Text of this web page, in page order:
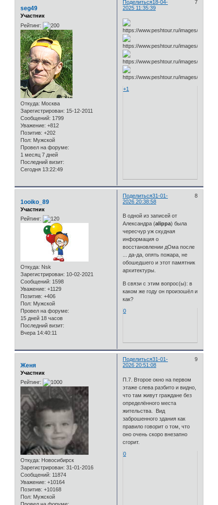
Поделиться 7
18-04-
2025 11:35:39
seg49
Участник
Рейтинг:
Откуда: Москва
Зарегистрирован: 15-12-2011
Сообщений: 1799
Уважение: +812
Позитив: +202
Пол: Мужской
Провел на форуме:
1 месяц 7 дней
Последний визит:
Сегодня 13:22:49
+1
Поделиться 8
31-01-
2026 20:38:58
1ooiko_89
Участник
Рейтинг:
Откуда: Nsk
Зарегистрирован: 10-02-2021
Сообщений: 1598
Уважение: +1129
Позитив: +406
Пол: Мужской
Провел на форуме:
15 дней 18 часов
Последний визит:
Вчера 14:40:11
В одной из записей от
Александра (alippa) была
чересчур уж скудная
информация о
восстановлении дОма после
... да-да, опять пожара, не
обошедшего и этот памятник
архитектуры.
В связи с этим вопрос(ы): в
каком же году он произошёл и
как?
0
Поделиться 9
31-01-
2026 20:51:08
Женя
Участник
Рейтинг:
Откуда: Новосибирск
Зарегистрирован: 31-01-2016
Сообщений: 11874
Уважение: +10164
Позитив: +10168
Пол: Мужской
П.7. Второе окно на первом
этаже слева разбито и видно,
что там живут граждане без
определённого места
жительства. Вид
заброшенного здания как
правило говорит о том, что
оно очень скоро внезапно
сгорит.
0